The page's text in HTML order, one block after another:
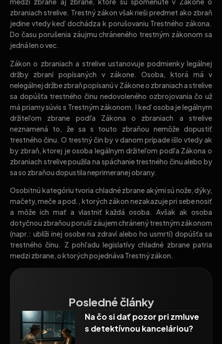
zbraniach strelive. Trestný zákon však rieši predmet ako zbraň
jedine vtedy keď dochádza k porušovaniu Trestného zákona.
Do času porušenia záujmu chráneného trestným zákonom sa
jedná len o vec.
Zákon o zbraniach a strelive ustanovuje podmienky legálnej
držby zbraní popísaných v zákone. Osoba, ktorá má v
nelegálnej držbe zbraň popísanú v Zákone o zbraniach a strelive
sa dopúšťa trestného činu nedovoleného ozbrojovania čo už
má priamy súvis s Trestným zákonom. I keď osoba je legálnym
držiteľom zbrane podľa Zákona o zbraniach a strelive
neznamená to, že sa s touto zbraňou nemôže dopustiť
trestného činu. O trestný čin by v danom prípade išlo vtedy ak
by zbraň, ktorej je osoba legálnym držiteľom podľa Zákona o
zbraniach strelive použila na spáchanie trestného činu alebo by
sa so zbraňou dopustila neprimeranej obrany.
Osobitnú kategóriu tvoria chladné zbrane akými sú nože, dýky,
mačety, meče a pod., ktorých zákon nezakazuje pri sebe nosiť
a môže ich mať a vlastniť každá osoba. Avšak ak osoba
dotyčnou zbraňou poruší záujem chránený trestným zákonom
(napr.: ublíži inej osobe na zdraví alebo ho usmrtí) dopúšťa sa
trestného činu. Z pohľadu legislatívy chladné zbrane patria
medzi zbrane, o ktorých pojednáva Trestný zákon.
Posledné články
Na čo si dať pozor pri zmluve
s detektívnou kanceláriou?